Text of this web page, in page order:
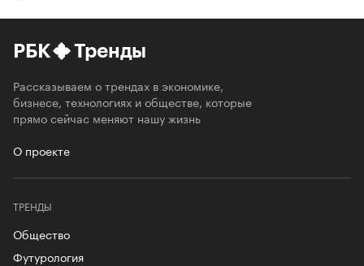
РБК Тренды
Рассказываем о трендах в экономике,
бизнесе, технологиях и обществе, которые
прямо сейчас меняют нашу жизнь
О проекте
ТРЕНДЫ
Общество
Футурология